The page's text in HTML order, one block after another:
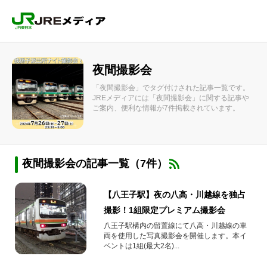
夜間撮影会
「夜間撮影会」でタグ付けされた記事一覧です。
JREメディアには「夜間撮影会」に関する記事や
ご案内、便利な情報が7件掲載されています。
夜間撮影会の記事一覧（7件）
【八王子駅】夜の八高・川越線を独占
撮影！1組限定プレミアム撮影会
八王子駅構内の留置線にて八高・川越線の車
両を使用した写真撮影会を開催します。本イ
ベントは1組(最大2名)...